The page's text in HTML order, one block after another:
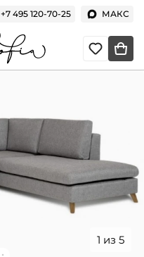
+7 495 120-70-25 МАКС
1 из 5